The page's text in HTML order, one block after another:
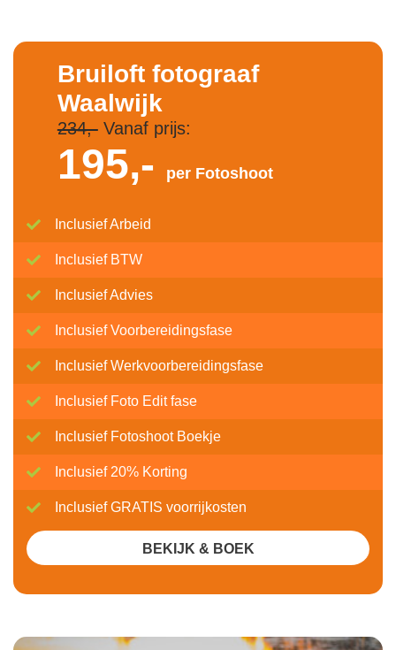
Bruiloft fotograaf
Waalwijk
234,-Vanaf prijs:
195,- per Fotoshoot
Inclusief Arbeid
Inclusief BTW
Inclusief Advies
Inclusief Voorbereidingsfase
Inclusief Werkvoorbereidingsfase
Inclusief Foto Edit fase
Inclusief Fotoshoot Boekje
Inclusief 20% Korting
Inclusief GRATIS voorrijkosten
BEKIJK & BOEK